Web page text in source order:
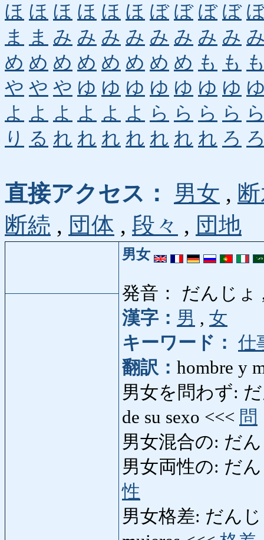
ほ ほ ほ ほ ほ ほ ぼ ぼ ぼ ぼ
ま
ま み み み み み み み み
め め め め め め め め も も
や や や ゆ ゆ ゆ ゆ ゆ ゆ ゆ
よ よ よ よ よ よ ら ら ら ら
り る れ れ れ れ れ れ れ ろ
直接アクセス： 男女 ,
断続 , 団体 , 段々 , 団地
男女
発音： だんじょ
漢字： 男 , 女
キーワード： 仕
翻訳： hombre y
男女を問わず:
de su sexo <<< 問
男女混合の: だ
男女両性の: だ
性
男女格差: だんじ